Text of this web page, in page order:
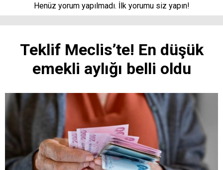
Henüz yorum yapılmadı. İlk yorumu siz yapın!
Teklif Meclis’te! En düşük
emekli aylığı belli oldu